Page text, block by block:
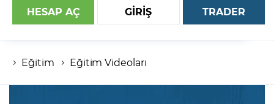
HESAP AÇ GİRİŞ
Hesap numaranız
TRADER
Eğitim Eğitim Videoları